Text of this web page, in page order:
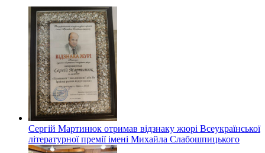
Сергій Мартинюк отримав відзнаку жюрі Всеукраїнської
літературної премії імені Михайла Слабошпицького